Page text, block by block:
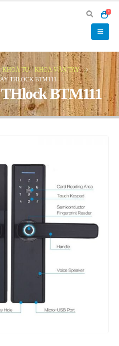
0
KHOÁ TỪ, KHOÁ VÂN TAY
THLOCK BTM111
BTM111